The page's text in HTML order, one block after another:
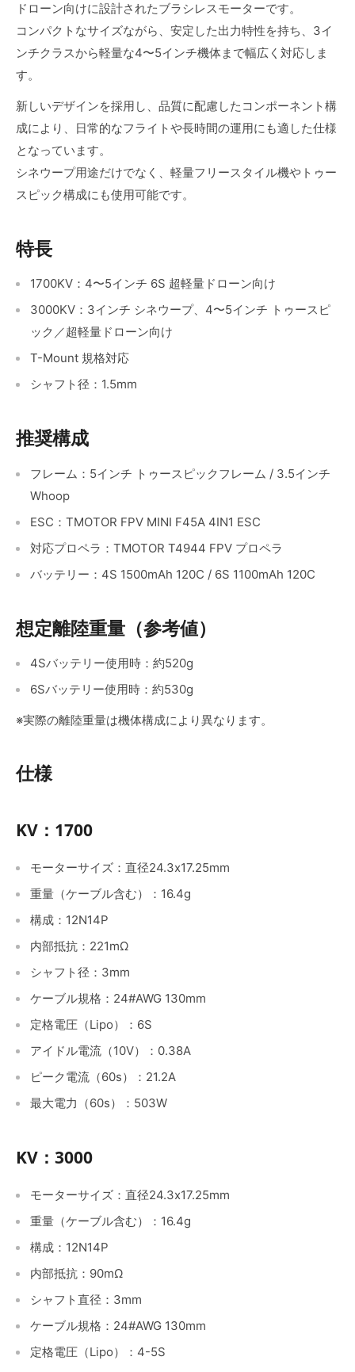
ドローン向けに設計されたブラシレスモーターです。
コンパクトなサイズながら、安定した出力特性を持ち、3イ
ンチクラスから軽量な4〜5インチ機体まで幅広く対応しま
す。
新しいデザインを採用し、品質に配慮したコンポーネント構
成により、日常的なフライトや長時間の運用にも適した仕様
となっています。
シネウープ用途だけでなく、軽量フリースタイル機やトゥー
スピック構成にも使用可能です。
特長
1700KV：4〜5インチ 6S 超軽量ドローン向け
3000KV：3インチ シネウープ、4〜5インチ トゥースピ
ック／超軽量ドローン向け
T-Mount 規格対応
シャフト径：1.5mm
推奨構成
フレーム：5インチ トゥースピックフレーム / 3.5インチ
Whoop
ESC：TMOTOR FPV MINI F45A 4IN1 ESC
対応プロペラ：TMOTOR T4944 FPV プロペラ
バッテリー：4S 1500mAh 120C / 6S 1100mAh 120C
想定離陸重量（参考値）
4Sバッテリー使用時：約520g
6Sバッテリー使用時：約530g
※実際の離陸重量は機体構成により異なります。
仕様
KV：1700
モーターサイズ：直径24.3x17.25mm
重量（ケーブル含む）：16.4g
構成：12N14P
内部抵抗：221mΩ
シャフト径 ：3mm
ケーブル規格：24#AWG 130mm
定格電圧（Lipo）：6S
アイドル電流（10V）：0.38A
ピーク電流（60s）：21.2A
最大電力（60s）：503W
KV：3000
モーターサイズ：直径24.3x17.25mm
重量（ケーブル含む）：16.4g
構成：12N14P
内部抵抗：90mΩ
シャフト直径 ：3mm
ケーブル規格：24#AWG 130mm
定格電圧（Lipo）：4-5S